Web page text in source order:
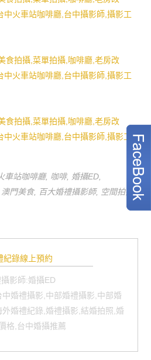
車站咖啡廳, 咖啡, 婚攝ED
澳門美食, 百大婚禮攝影師, 空間拍攝,
紀錄線上預約
影師:婚攝ED
婚禮攝影,中部婚禮攝影,中部婚
婚禮紀錄,婚禮攝影,結婚拍照,婚
格,台中婚攝推薦